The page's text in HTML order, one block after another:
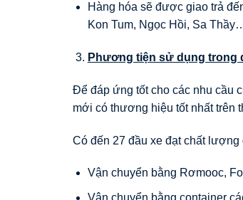
Hàng hóa sẽ được giao trả
Kon Tum, Ngọc Hồi, Sa
Phương tiện sử dụng trong
Để đáp ứng tốt cho các nhu cầu
mới có thương hiệu tốt nhất
Có đến 27 đầu xe đạt chất
Vận chuyển bằng Rơmooc,
Vận chuyển bằng container